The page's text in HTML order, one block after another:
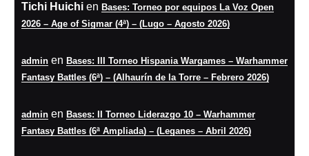
Tichi Huichi en Bases: Torneo por equipos La Voz Open
2026 – Age of Sigmar (4ª) – (Lugo – Agosto 2026)
admin en Bases: III Torneo Hispania Wargames – Warhammer
Fantasy Battles (6ª) – (Alhaurín de la Torre – Febrero 2026)
admin en Bases: II Torneo Liderazgo 10 – Warhammer
Fantasy Battles (6ª Ampliada) – (Leganes – Abril 2026)